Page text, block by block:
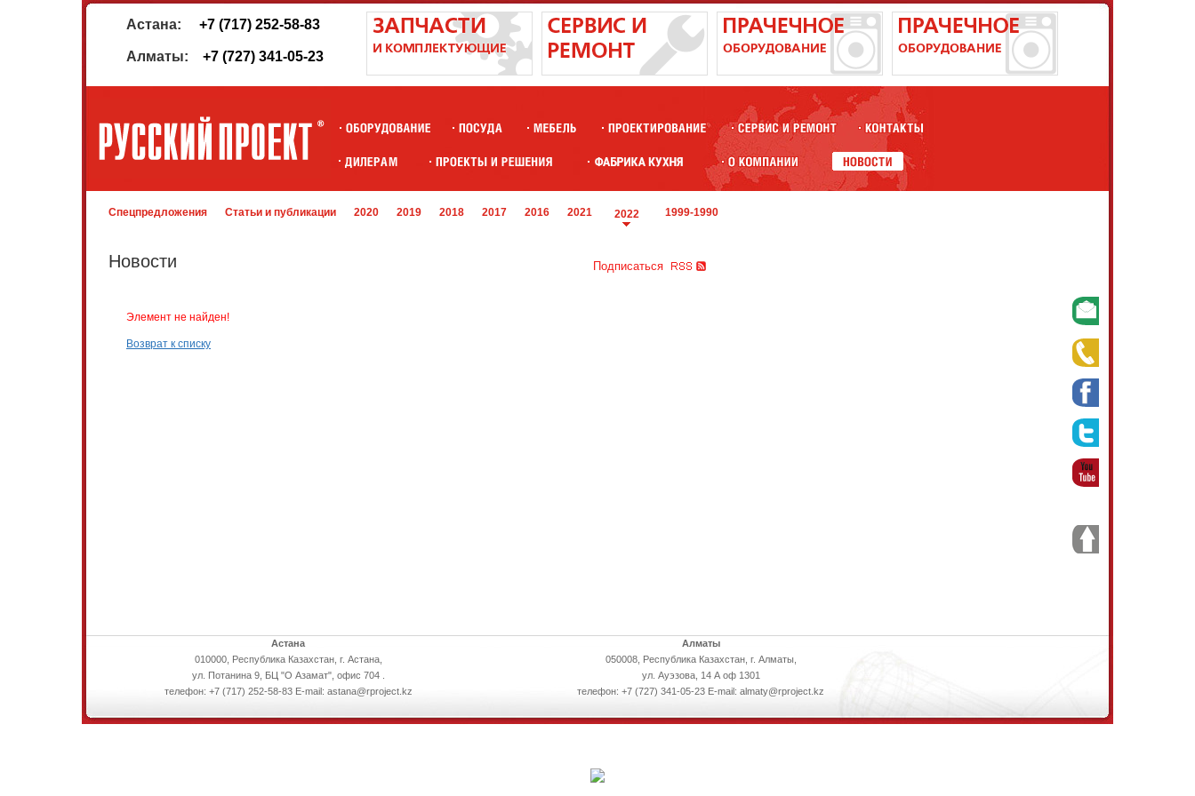
Астана: +7 (717) 252-58-83
Алматы: +7 (727) 341-05-23
Спецпредложения Статьи и публикации 2020 2019 2018 2017 2016 2021 2022 1999-1990
Новости Подписаться
Элемент не найден!
Возврат к списку
Астана
010000, Республика Казахстан, г. Астана,
ул. Потанина 9, БЦ "О Азамат", офис 704 .
телефон: +7 (717) 252-58-83 E-mail: astana@rproject.kz
Алматы
050008, Республика Казахстан, г. Алматы,
ул. Ауэзова, 14 А оф 1301
телефон: +7 (727) 341-05-23 E-mail: almaty@rproject.kz